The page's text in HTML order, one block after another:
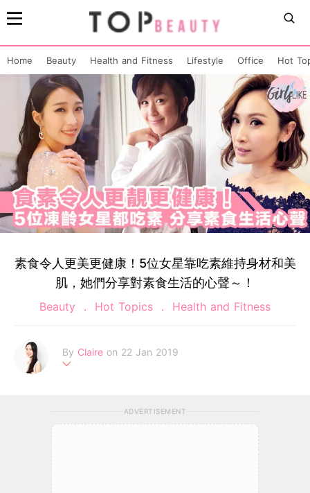
Home Beauty Health and Fitness Lifestyle Office Hot
素食令人更美更健康！5位女星靠吃素維持身材和美
肌，她們分享對素食生活的心聲～！
Beauty Hot Topics Health and Fitness
By Claire on 22 Jan 2019
ADVERTISEMENT